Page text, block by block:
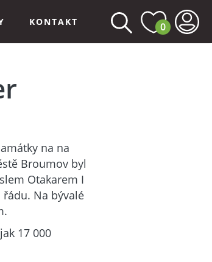
KONTAKT 0
na na
Broumov byl
Otakarem I
Na bývalé
17 000